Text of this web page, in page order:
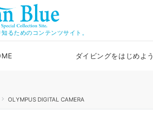
るためのコンテンツサイト。
ダイビングをはじめよう
OLYMPUS DIGITAL CAMERA